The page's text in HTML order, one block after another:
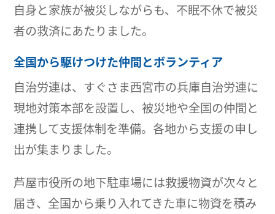
自身と家族が被災しながらも、不眠不休で被災
者の救済にあたりました。
全国から駆けつけた仲間とボランティア
自治労連は、すぐさま西宮市の兵庫自治労連に
現地対策本部を設置し、被災地や全国の仲間と
連携して支援体制を準備。各地から支援の申し
出が集まりました。
芦屋市役所の地下駐車場には救援物資が次々と
届き、全国から乗り入れてきた車に物資を積み